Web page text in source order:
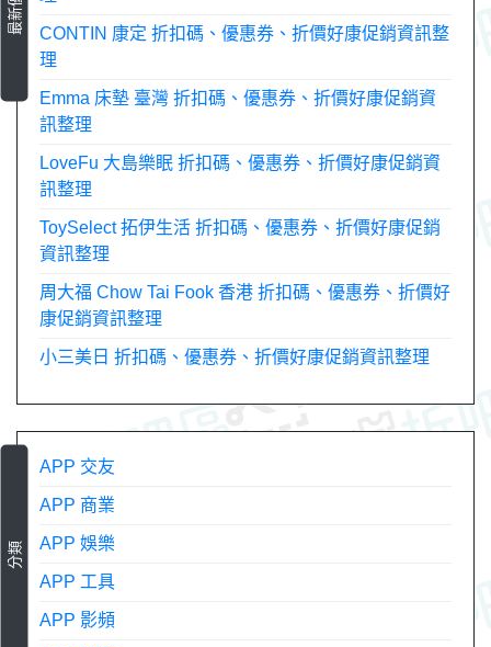
CONTIN 康定 折扣碼、優惠券、折價好康促銷資訊整
理
Emma 床墊 臺灣 折扣碼、優惠券、折價好康促銷資
訊整理
LoveFu 大島樂眠 折扣碼、優惠券、折價好康促銷資
訊整理
ToySelect 拓伊生活 折扣碼、優惠券、折價好康促銷
資訊整理
周大福 Chow Tai Fook 香港 折扣碼、優惠券、折價好
康促銷資訊整理
小三美日 折扣碼、優惠券、折價好康促銷資訊整理
分類
APP 交友
APP 商業
APP 娛樂
APP 工具
APP 影頻